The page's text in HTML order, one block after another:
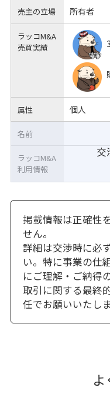
売主の立場 所有者
ラッコM&A
売買実績
属性 個人
交
名前
ラッコM&A
利用情報
掲載情報は正確性
せん。
詳細は交渉時に必
い。特に事業の仕
にご理解・ご納得
取引に関する最終
任でお願いいたしま